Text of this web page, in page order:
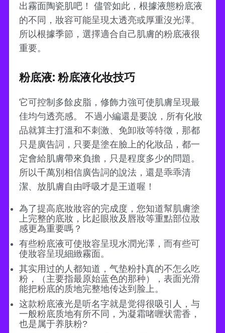
出霧面陶瓷肌吧！ 儘管如此，根據液態粉底液
的不同，妝容可能呈現太透亮或厚重沒光澤。
所以根據季節，選擇適合自己肌膚的粉底液很
重要。
粉底液: 粉底液化妆技巧
它可控制多餘皮脂，修飾力強可使肌膚呈現最
佳均勻透亮感。 不過小編還是要說，所有化妝
品就算主打溫和不刺激、免卸妝等特徵，那都
只是廣告詞，只要是塗在臉上的化妝品，都一
定會給肌膚帶來負擔，只是程度多少的問題。
所以千萬別相信廣告詞的說法，還是乖乖清
潔、放肌膚自由呼吸才是王道喔！
為了提高底妝妝容的完成度，您知道幫肌膚塗
上完整的底妝，比起眼妝及唇妝等重點部位妝
感更為重要嗎？
有些粉底液可使妝容呈現水潤光澤，而有些可
使妝容呈現細緻霧面。
其实用过的人都知道，气垫粉扑真的不怎么吃
粉，（主要指最原始蓝色的那种），表面光滑
能把粉底的质地完整地传达到脸上。
这款粉底液光是听名字就是觉得很吸引人，与
一般粉底质地有所不同，为凝霜啫喱状需香，
也是属于养肤粉?